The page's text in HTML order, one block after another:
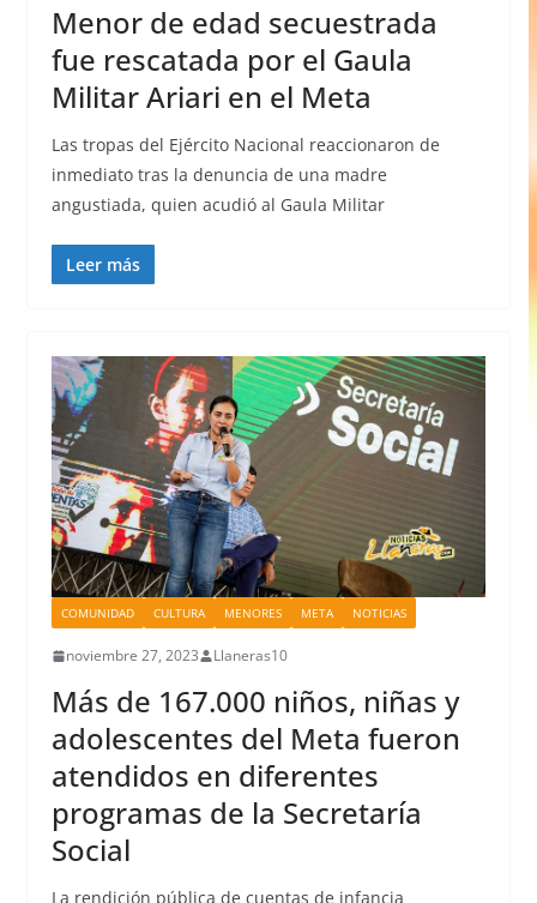
Menor de edad secuestrada
fue rescatada por el Gaula
Militar Ariari en el Meta
Las tropas del Ejército Nacional reaccionaron de
inmediato tras la denuncia de una madre
angustiada, quien acudió al Gaula Militar
Leer más
COMUNIDAD CULTURA MENORES META NOTICIAS
noviembre 27, 2023 Llaneras10
Más de 167.000 niños, niñas y
adolescentes del Meta fueron
atendidos en diferentes
programas de la Secretaría
Social
La rendición pública de cuentas de infancia